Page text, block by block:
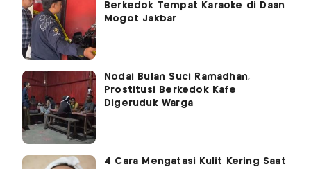
Berkedok Tempat Karaoke di Daan
Mogot Jakbar
Nodai Bulan Suci Ramadhan,
Prostitusi Berkedok Kafe
Digeruduk Warga
4 Cara Mengatasi Kulit Kering Saat